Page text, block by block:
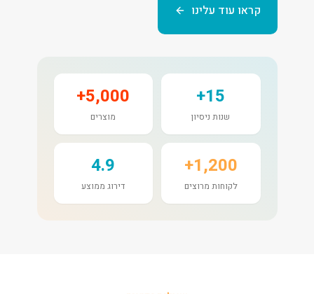
קראו עוד עלינו
15+
שנות ניסיון
5,000+
מוצרים
1,200+
לקוחות מרוצים
4.9
דירוג ממוצע